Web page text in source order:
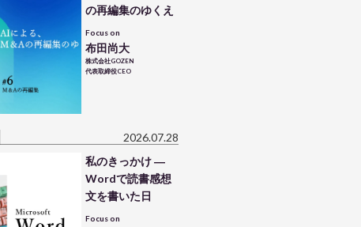
の再編集のゆくえ
Focus on
布田尚大
株式会社GOZEN
代表取締役CEO
2026.07.28
私のきっかけ ―
Wordで読書感想
文を書いた日
Focus on